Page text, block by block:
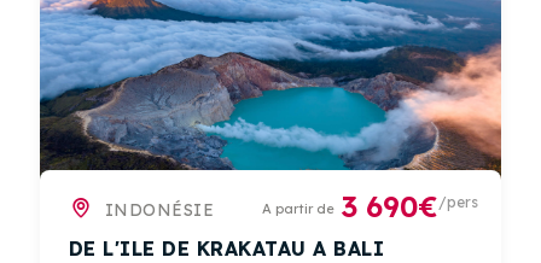
INDONÉSIE A partir de 3 690€/pers
DE L'ILE DE KRAKATAU A BALI